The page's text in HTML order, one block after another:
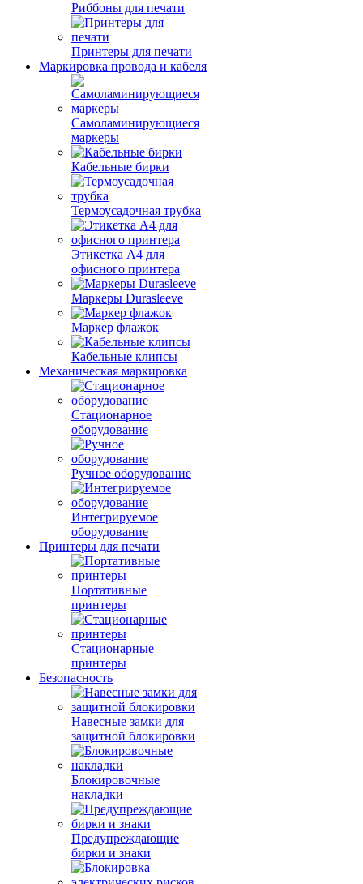
Риббоны для печати
Принтеры для печати
Маркировка провода и кабеля
Самоламинирующиеся
маркеры
Кабельные бирки
Термоусадочная трубка
Этикетка А4 для
офисного принтера
Маркеры Durasleeve
Маркер флажок
Кабельные клипсы
Механическая маркировка
Стационарное
оборудование
Ручное оборудование
Интегрируемое
оборудование
Принтеры для печати
Портативные
принтеры
Стационарные
принтеры
Безопасность
Навесные замки для
защитной блокировки
Блокировочные
накладки
Предупреждающие
бирки и знаки